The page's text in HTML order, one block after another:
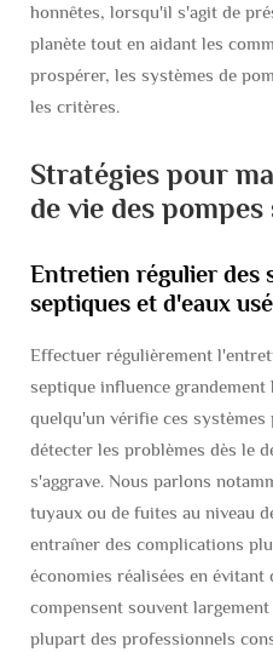
honnêtes, lorsqu'il s'agit de
planète tout en aidant les
prospérer, les systèmes de
les critères.
Stratégies pour
de vie des
Entretien régulier des
septiques et d'eaux
Effectuer régulièrement
septique influence
quelqu'un vérifie ces
détecter les problèmes dès le
s'aggrave. Nous parlons
tuyaux ou de fuites au niveau
entraîner des complications
économies réalisées en évitant
compensent souvent
plupart des professionnels